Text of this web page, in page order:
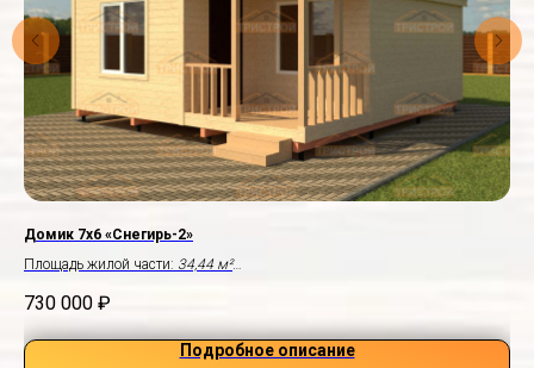
Домик 7х6 «Снегирь-2»
Площадь жилой части: 34,44 м²
730 000 ₽
Подробное описание